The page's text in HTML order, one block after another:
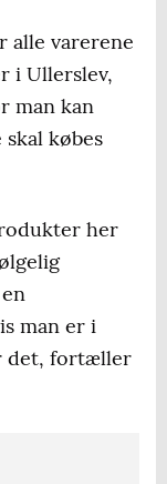
alle varerene
i Ullerslev,
man kan
købes
her
man er i
det, fortæller